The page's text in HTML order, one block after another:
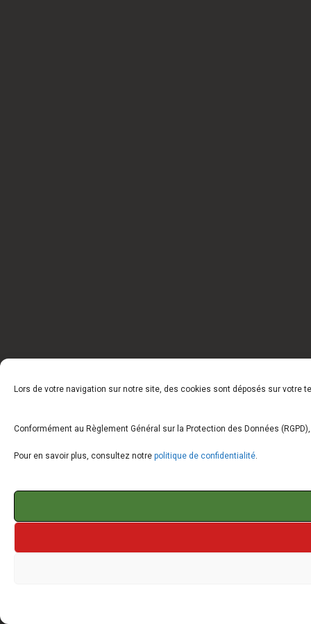
Lors de votre navigation sur notre site, des cookies sont déposés sur votre
Conformément au Règlement Général sur la Protection des Données
Pour en savoir plus, consultez notre politique de confidentialité.